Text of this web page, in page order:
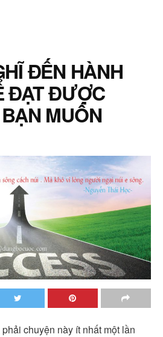
ĐẾN HÀNH
ĐẠT ĐƯỢC
MUỐN
chuyện này ít nhất một lần